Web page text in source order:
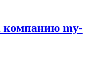
компанию my-